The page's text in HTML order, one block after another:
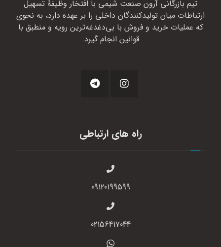
تیم بازرگانی آرون صنعت شیمی با افتخار وظیفهٔ تسهیل
ارتباطات میان تولیدکنندگان داخلی را بر عهده دارد، به نحوی
که عملیات خرید و فروش با بی‌دغدغه‌ترین رویه و منطبق با
قوانین انجام گیرد.
راه های ارتباطی
09120199599
02156417044